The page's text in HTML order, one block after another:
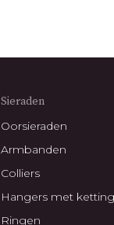
Sieraden
Oorsieraden
Armbanden
Colliers
Hangers met ketting
Ringen